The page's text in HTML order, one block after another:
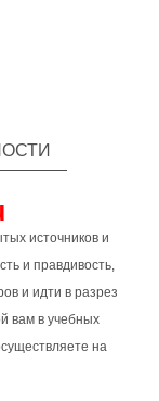
источников и
и правдивость,
и идти в разрез
вам в учебных
на